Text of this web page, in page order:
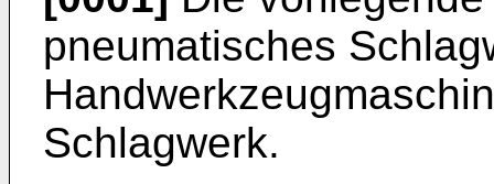
pneumatisches
Schlagwerk.